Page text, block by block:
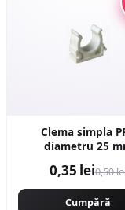
Clema simpla
diametru 25
0,35 lei0,50
Cumpără